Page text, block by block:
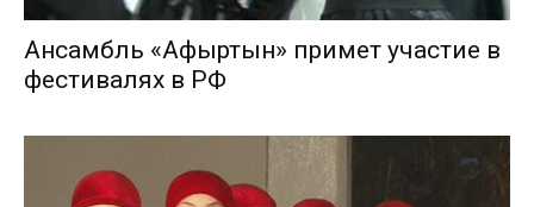
Ансамбль «Афыртын» примет участие в
фестивалях в РФ